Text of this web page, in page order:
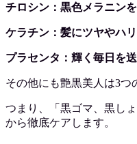
チロシン：黒色メラニン
ケラチン：髪にツヤやハ
プラセンタ：輝く毎日を
その他にも艶黒美人は3つ
つまり、「黒ゴマ、黒し
から徹底ケアします。